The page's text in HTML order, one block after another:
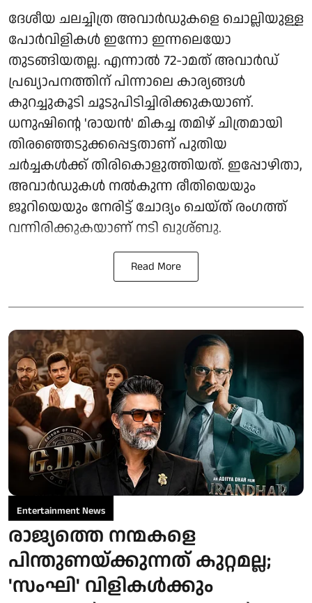
ദേശീയ ചലച്ചിത്ര അവാർഡുകളെ ചൊല്ലിയുള്ള
പോർവിളികൾ ഇന്നോ ഇന്നലെയോ
തുടങ്ങിയതല്ല. എന്നാൽ 72-ാമത് അവാർഡ്
പ്രഖ്യാപനത്തിന് പിന്നാലെ കാര്യങ്ങൾ
കുറച്ചുകൂടി ചൂടുപിടിച്ചിരിക്കുകയാണ്.
ധനുഷിന്റെ 'രായൻ' മികച്ച തമിഴ് ചിത്രമായി
തിരഞ്ഞെടുക്കപ്പെട്ടതാണ് പുതിയ
ചർച്ചകൾക്ക് തിരികൊളുത്തിയത്. ഇപ്പോഴിതാ,
അവാർഡുകൾ നൽകുന്ന രീതിയെയും
ജൂറിയെയും നേരിട്ട് ചോദ്യം ചെയ്ത് രംഗത്ത്
വന്നിരിക്കുകയാണ് നടി ഖുശ്ബു.
Read More
Entertainment News
രാജ്യത്തെ നന്മകളെ
പിന്തുണയ്ക്കുന്നത് കുറ്റമല്ല;
'സംഘി' വിളികൾക്കും